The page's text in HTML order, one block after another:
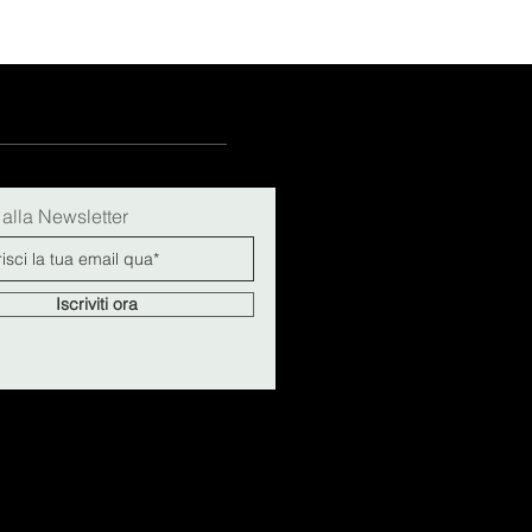
Newsletter
Iscriviti ora